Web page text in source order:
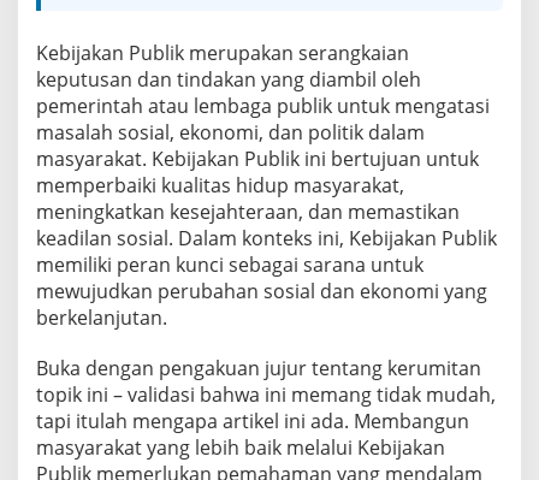
u
k
M
e
m
b
a
n
g
u
n
M
a
r
a
k
Kebijakan Publik merupakan serangkaian
keputusan dan tindakan yang diambil oleh
pemerintah atau lembaga publik untuk mengatasi
masalah sosial, ekonomi, dan politik dalam
masyarakat. Kebijakan Publik ini bertujuan untuk
memperbaiki kualitas hidup masyarakat,
meningkatkan kesejahteraan, dan memastikan
keadilan sosial. Dalam konteks ini, Kebijakan Publik
memiliki peran kunci sebagai sarana untuk
mewujudkan perubahan sosial dan ekonomi yang
berkelanjutan.
Buka dengan pengakuan jujur tentang kerumitan
topik ini – validasi bahwa ini memang tidak mudah,
tapi itulah mengapa artikel ini ada. Membangun
masyarakat yang lebih baik melalui Kebijakan
Publik memerlukan pemahaman yang mendalam